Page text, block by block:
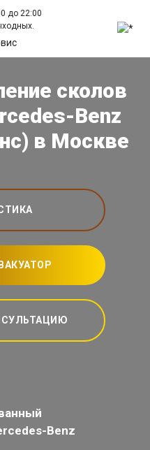
до 22:00
сколов
Benz
в Москве
Benz